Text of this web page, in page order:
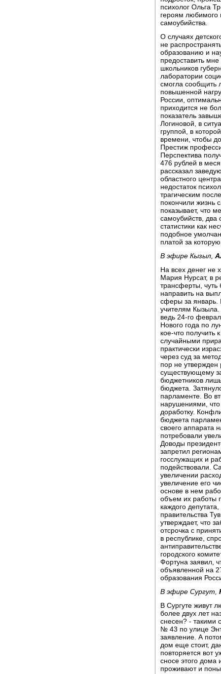
психолог Ольга
героям любимого
самоубийства.
О случаях
не
образованию и
предоставить
школьников
лаборатории
смогла сообщить
повышенной
России,
приходится не
показатель
Логиновой, в
группой, в
времени, чтобы
Престиж
Перспектива
476 рублей в
рассказал
областного
недостаток
трагическим
покончили жизнь
показывает, что
самоубийств, два
статистики как
подобное
платой за
В эфире Кызыл,
На всех денег не
Мария Нурсат, в
трансферты,
направить на
сферы за январь.
учителям Кызыла.
ведь 24-го
Нового года по
кое-что получить
случайными
практически
через суд за
пор не
существующему
бюджетников
бюджета.
парламенте. Во
нарушениями,
доработку.
бюджета
своего аппарата
потребовали
Доводы
запретил
госслужащих и
подействовали.
увеличении
увеличение его
основе в нем
объем их работы
каждого
правительства
утверждает, что
отсрочка с
в республике,
городского
Фортуна заявил,
объявленной на
образования
В эфире Сургут,
В Сургуте живут
более двух лет
снесен? - такими
№ 43 по улице
заявление. А
дом еще стоит,
повторяется вот
сносе этого дома
проживают и